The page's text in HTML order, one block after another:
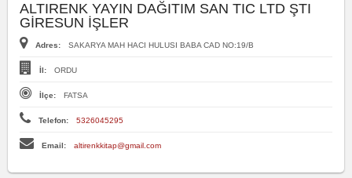
ALTIRENK YAYIN DAĞITIM SAN TIC LTD ŞTI
GİRESUN İŞLER
Adres: SAKARYA MAH HACI HULUSI BABA CAD NO:19/B
İl: ORDU
İlçe: FATSA
Telefon: 5326045295
Email: altirenkkitap@gmail.com